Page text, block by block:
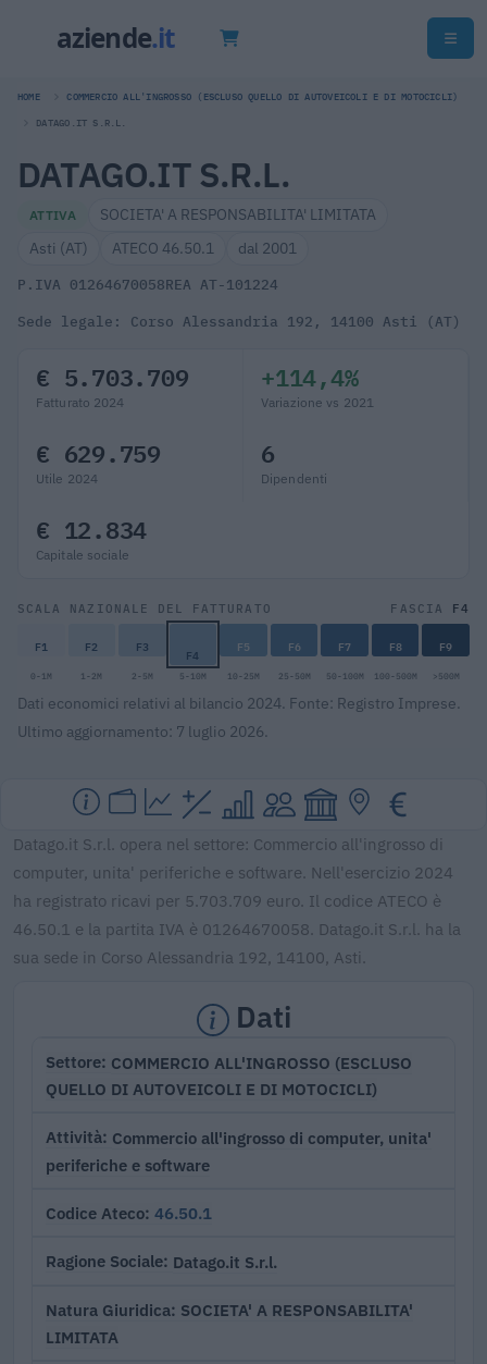
HOME COMMERCIO ALL'INGROSSO (ESCLUSO QUELLO DI AUTOVEICOLI E DI MOTOCICLI)
DATAGO.IT S.R.L.
DATAGO.IT S.R.L.
ATTIVA
SOCIETA' A RESPONSABILITA' LIMITATA
Asti (AT)
ATECO 46.50.1 dal 2001
P.IVA 01264670058REA AT-101224
Sede legale: Corso Alessandria 192, 14100 Asti (AT)
€ 5.703.709
Fatturato 2024
+114,4%
Variazione vs 2021
€ 629.759
Utile 2024
6
Dipendenti
€ 12.834
Capitale sociale
SCALA NAZIONALE DEL FATTURATO FASCIA F4
F1 F2 F3 F4 F5 F6 F7 F8 F9
0-1M 1-2M 2-5M 5-10M 10-25M 25-50M 50-100M 100-500M >500M
Dati economici relativi al bilancio 2024. Fonte: Registro Imprese.
Ultimo aggiornamento: 7 luglio 2026.
Datago.it S.r.l. opera nel settore: Commercio all'ingrosso di
computer, unita' periferiche e software. Nell'esercizio 2024
ha registrato ricavi per 5.703.709 euro. Il codice ATECO è
46.50.1 e la partita IVA è 01264670058. Datago.it S.r.l. ha la
sua sede in Corso Alessandria 192, 14100, Asti.
Dati
Settore COMMERCIO ALL'INGROSSO (ESCLUSO
QUELLO DI AUTOVEICOLI E DI MOTOCICLI)
Attività Commercio all'ingrosso di computer, unita'
periferiche e software
Codice Ateco 46.50.1
Ragione Sociale Datago.it S.r.l.
Natura Giuridica SOCIETA' A RESPONSABILITA'
LIMITATA